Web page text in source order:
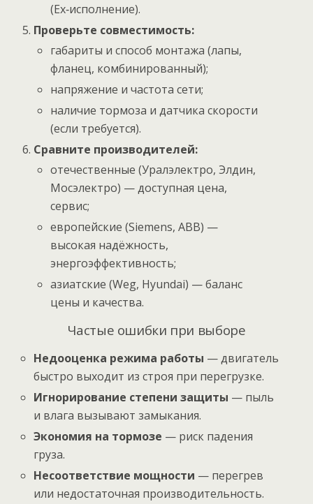
(Ex‑исполнение).
Проверьте совместимость:
габариты и способ монтажа (лапы,
фланец, комбинированный);
напряжение и частота сети;
наличие тормоза и датчика скорости
(если требуется).
Сравните производителей:
отечественные (Уралэлектро, Элдин,
Мосэлектро) — доступная цена,
сервис;
европейские (Siemens, ABB) —
высокая надёжность,
энергоэффективность;
азиатские (Weg, Hyundai) — баланс
цены и качества.
Частые ошибки при выборе
Недооценка режима работы — двигатель
быстро выходит из строя при перегрузке.
Игнорирование степени защиты — пыль
и влага вызывают замыкания.
Экономия на тормозе — риск падения
груза.
Несоответствие мощности — перегрев
или недостаточная производительность.